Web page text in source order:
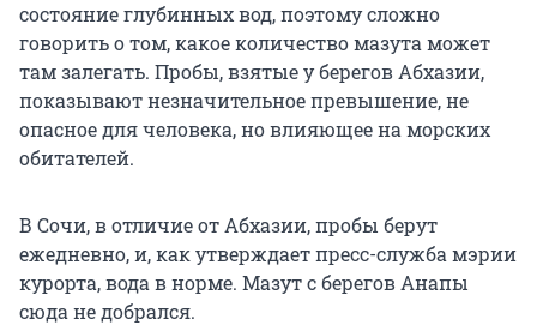
состояние глубинных вод, поэтому сложно
говорить о том, какое количество мазута может
там залегать. Пробы, взятые у берегов Абхазии,
показывают незначительное превышение, не
опасное для человека, но влияющее на морских
обитателей.
В Сочи, в отличие от Абхазии, пробы берут
ежедневно, и, как утверждает пресс-служба мэрии
курорта, вода в норме. Мазут с берегов Анапы
сюда не добрался.